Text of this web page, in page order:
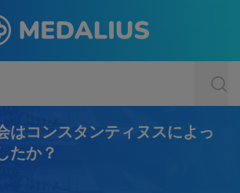
はコンスタンティヌスによっ
たか？